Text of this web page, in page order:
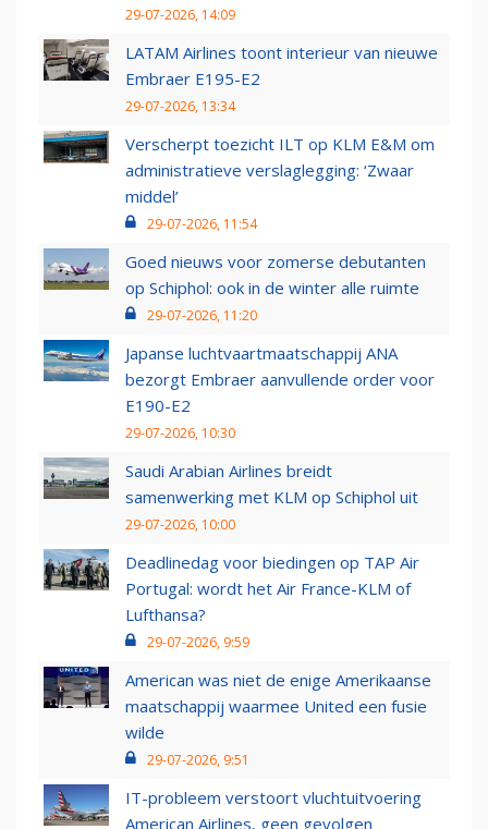
29-07-2026, 14:09
LATAM Airlines toont interieur van nieuwe
Embraer E195-E2
29-07-2026, 13:34
Verscherpt toezicht ILT op KLM E&M om
administratieve verslaglegging: ‘Zwaar
middel’
29-07-2026, 11:54
Goed nieuws voor zomerse debutanten
op Schiphol: ook in de winter alle ruimte
29-07-2026, 11:20
Japanse luchtvaartmaatschappij ANA
bezorgt Embraer aanvullende order voor
E190-E2
29-07-2026, 10:30
Saudi Arabian Airlines breidt
samenwerking met KLM op Schiphol uit
29-07-2026, 10:00
Deadlinedag voor biedingen op TAP Air
Portugal: wordt het Air France-KLM of
Lufthansa?
29-07-2026, 9:59
American was niet de enige Amerikaanse
maatschappij waarmee United een fusie
wilde
29-07-2026, 9:51
IT-probleem verstoort vluchtuitvoering
American Airlines, geen gevolgen